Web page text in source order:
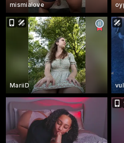
mismialove
MariiD